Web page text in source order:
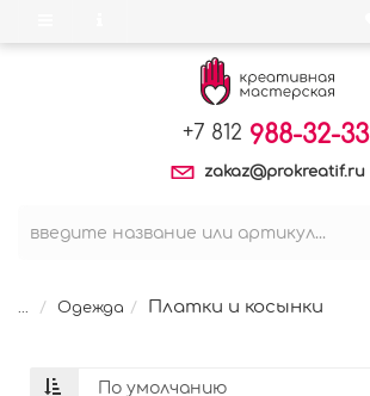
+7 812 988-32-33
zakaz@prokreatif.ru
... Одежда Платки и косынки